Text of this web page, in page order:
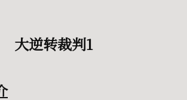
大逆转裁判1